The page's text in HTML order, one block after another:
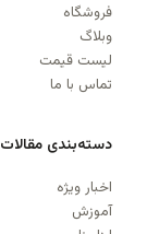
فروشگاه
وبلاگ
لیست قیمت
تماس با ما
دسته‌بندی مقالات
اخبار ویژه
آموزش